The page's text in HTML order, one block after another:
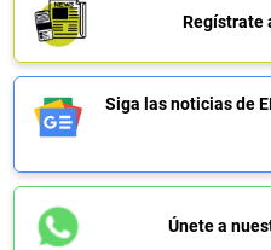
Regístrate
Siga las noticias de
Únete a